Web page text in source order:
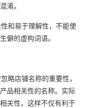
淆。
和易于理解性，不能使
僻的虚构词语。
略店铺名称的重要性，
品相关性的名称。实际
关性，这样不仅有利于